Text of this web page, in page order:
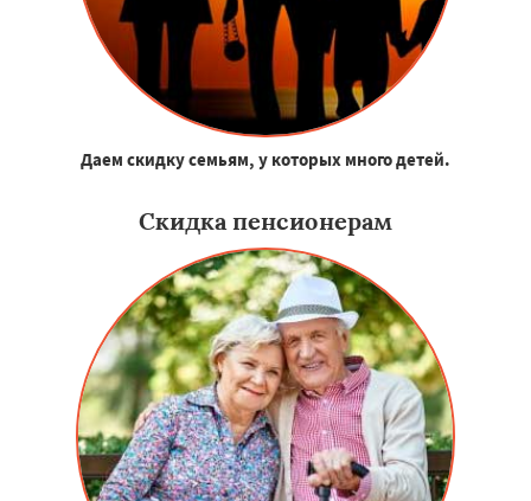
Даем скидку семьям, у которых много детей.
Скидка пенсионерам